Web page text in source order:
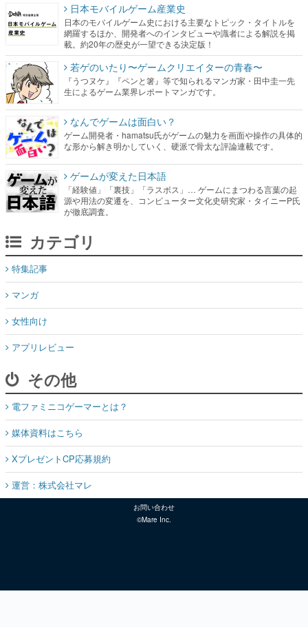
日本モバイルゲーム産業史
日本のモバイルゲーム史における主要なトピック・タイトルを
網羅するほか、開発者へのインタビューや識者による解説を掲
載。約20年の歴史が一望できる決定版！
若ゲのいたり〜ゲームクリエイターの青春〜
『うつヌケ』『ペンと箸』等で知られるマンガ家・田中圭一先
生によるゲーム業界レポートマンガです。
なんでゲームは面白い？
ゲーム開発者・hamatsu氏がゲームの魅力を画面や操作の具体的
な形から解き明かしていく、硬派で骨太な評論連載です。
ゲームが変えた日本語
「経験値」「裏技」「ラスボス」… ゲームにまつわる言葉の起
源や用法の変遷を、コンピューター文化史研究家・タイニーP氏
が徹底調査。
カテゴリ
特集記事
マンガ
女性向け
アプリレビュー
その他
電ファミニコゲーマーとは？
媒体資料はこちら
XプレゼントCP応募規約
運営：株式会社マレ
お問い合わせ
©Mare Inc.